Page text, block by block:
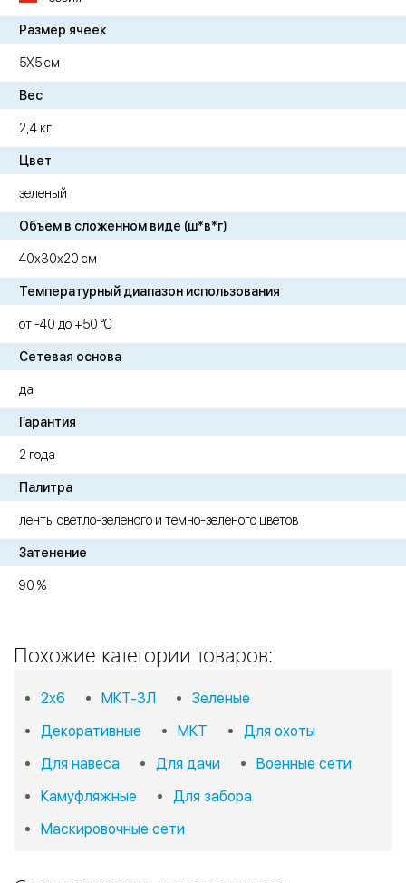
Размер ячеек
5Х5 см
Вес
2,4 кг
Цвет
зеленый
Объем в сложенном виде (ш*в*г)
40х30х20 см
Температурный диапазон использования
от -40 до +50 °C
Сетевая основа
да
Гарантия
2 года
Палитра
ленты светло-зеленого и темно-зеленого цветов
Затенение
90 %
Похожие категории товаров:
2х6 МКТ-3Л
Зеленые
Декоративные
МКТ
Для охоты
Для навеса
Для дачи
Военные сети
Камуфляжные
Для забора
Маскировочные сети